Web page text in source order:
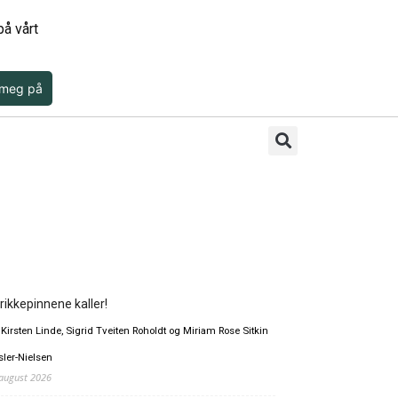
vårt
på
kaller!
Linde, Sigrid Tveiten Roholdt og Miriam Rose Sitkin
Nielsen
2026